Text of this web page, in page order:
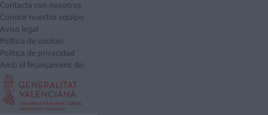
Contacta con nosotros
Conoce nuestro equipo
Aviso legal
Política de cookies
Política de privacidad
Amb el finançament de: